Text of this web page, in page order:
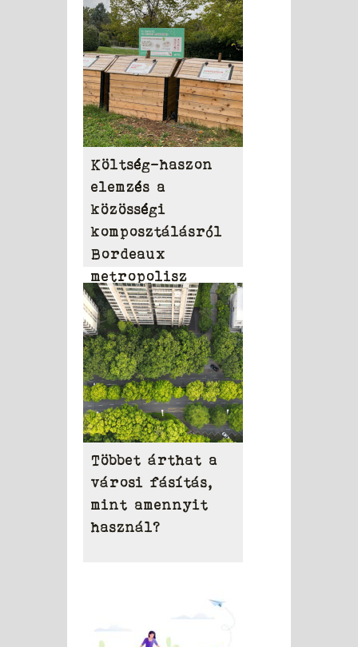
Költség-haszon
elemzés a
közösségi
komposztálásról
Bordeaux
metropolisz
területén
Többet árthat a
városi fásítás,
mint amennyit
használ?